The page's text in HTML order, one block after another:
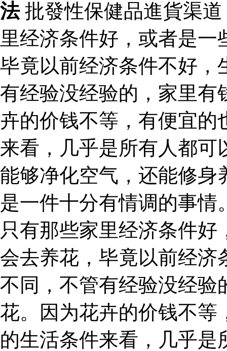
法批發性保健品進貨渠道
里经济条件好，或者是
毕竟以前经济条件不好，
有经验没经验的，家里有
卉的价钱不等，有便宜
来看，几乎是所有人都可
能够净化空气，还能修身
是一件十分有情调的事情
只有那些家里经济条件
会去养花，毕竟以前经济
不同，不管有经验没经验
花。因为花卉的价钱不等
的生活条件来看，几乎